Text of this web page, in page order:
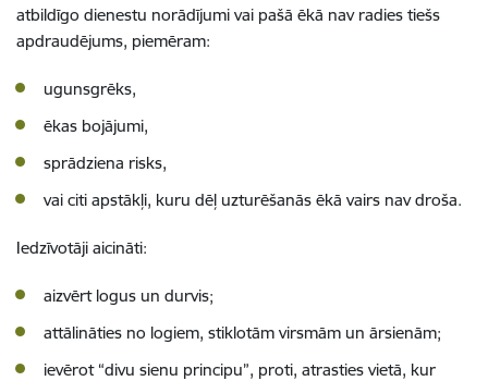
atbildīgo dienestu norādījumi vai pašā ēkā nav radies tiešs
apdraudējums, piemēram:
ugunsgrēks,
ēkas bojājumi,
sprādziena risks,
vai citi apstākļi, kuru dēļ uzturēšanās ēkā vairs nav droša.
Iedzīvotāji aicināti:
aizvērt logus un durvis;
attālināties no logiem, stiklotām virsmām un ārsienām;
ievērot “divu sienu principu”, proti, atrasties vietā, kur